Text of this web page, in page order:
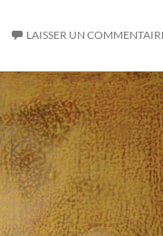
LAISSER UN